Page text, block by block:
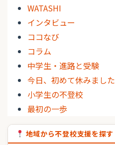
WATASHI
インタビュー
ココなび
コラム
中学生・進路と受験
今日、初めて休みました
小学生の不登校
最初の一歩
地域から不登校支援を探す